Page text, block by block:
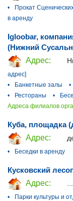
• Прокат
в аренду
Igloobar,
(Нижний
Адрес:
адрес]
•
Банкетные залы •
•
Рестораны •
Адреса филиалов
Куба, площадка
Адрес:
•
Беседки в аренду
Кусковский
Адрес:
•
Парки культуры и